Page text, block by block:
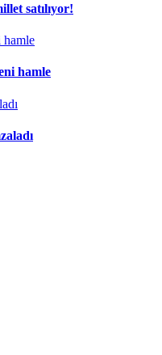
satılıyor!
hamle